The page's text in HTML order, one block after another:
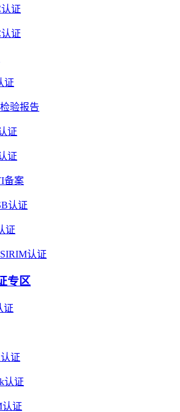
证
证
证
验报告
证
证
备案
认证
证
认证
专区
证
证
认证
认证